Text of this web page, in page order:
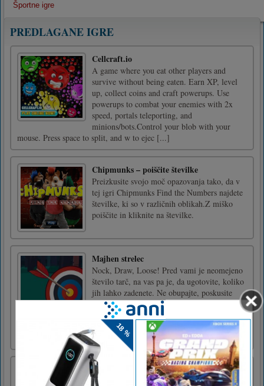
Športne igre
PREDLAGANE IGRE
Cellcraft.io
A game where you eat other players and
survive without being eaten. Earn XP, level
up, collect coins and craft powerups. Use
powerups to combat your enemies with 2x
speed, portals teleporting, and
minions/bots.Control your blob with your
mouse. Press space to split, and w to ejec [...]
Chipmunks – poiščite številke
Preizkusite svojo moč opazovanja tako, da v
tej igri Chipmunks Find the Numbers najdete
številke, ki so v različnih oblikah.Z miško
poiščite in kliknite na številke.
Majhen strelec
Nock, Draw, Loose! Pred vami je neomejeno
število tarč, na vas pa je, da ugotovite, koliko
jih lahko zadenete. Ne obupajte, poskusite
znova in vaše sposobnosti se bodo izboljšale z
vsako igro.Spustite puščico v pravem
trenutku, da ustrelite tarčo neposredno v
sredino in napreduje [...]
Vitez v ljubezni
Knight In Love je spletna igra, v katero lahko